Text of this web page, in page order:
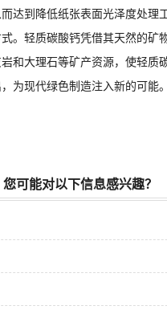
达到降低纸张表面光泽度处理
轻质碳酸钙凭借其天然的矿
和大理石等矿产资源，使轻质
现代绿色制造注入新的可能。
您可能对以下信息感兴趣？